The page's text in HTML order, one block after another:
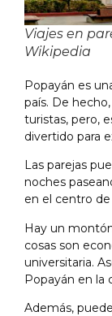
Viajes en
Wikipedia
Popayán es
país. De
turistas, pero,
divertido para
Las parejas
noches
en el centro de
Hay un
cosas son
universitaria.
Popayán en la
Además,